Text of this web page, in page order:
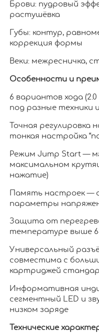
Брови: пудровый
растушёвка
Губы: контур,
коррекция формы
Веки: межресничка,
Особенности и
6 вариантов хода
под разные техники
Точная регулировка
тонкая настройка
Режим Jump Start —
максимальном
нажатие)
Память настроек —
параметры
Защита от
температуре выше
Универсальный
совместима с
картриджей
Информативная
сегментный LED и
низком заряде
Технические